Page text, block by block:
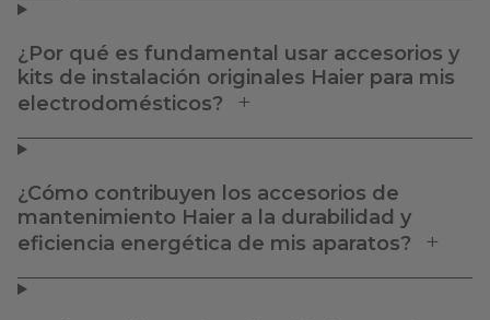
¿Por qué es fundamental usar accesorios y
kits de instalación originales Haier para mis
electrodomésticos?
¿Cómo contribuyen los accesorios de
mantenimiento Haier a la durabilidad y
eficiencia energética de mis aparatos?